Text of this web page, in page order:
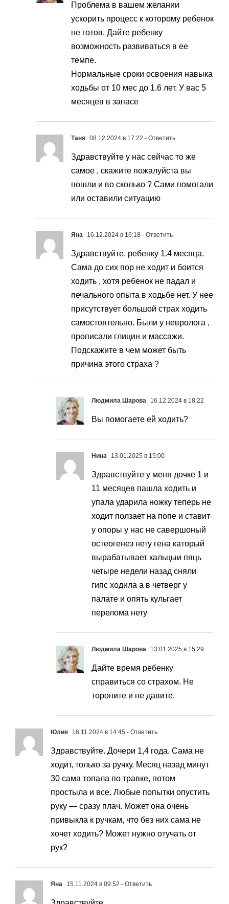
Проблема в вашем желании
ускорить процесс к которому ребенок
не готов. Дайте ребенку
возможность развиваться в ее
темпе.
Нормальные сроки освоения навыка
ходьбы от 10 мес до 1.6 лет. У вас 5
месяцев в запасе
Таня 08.12.2024 в 17:22 - Ответить
Здравствуйте у нас сейчас то же
самое , скажите пожалуйста вы
пошли и во сколько ? Сами помогали
или оставили ситуацию
Яна 16.12.2024 в 16:18 - Ответить
Здравствуйте, ребенку 1.4 месяца.
Сама до сих пор не ходит и боится
ходить , хотя ребенок не падал и
печального опыта в ходьбе нет. У нее
присутствует большой страх ходить
самостоятельно. Были у невролога ,
прописали глицин и массажи.
Подскажите в чем может быть
причина этого страха ?
Людмила Шарова 16.12.2024 в 18:22
Вы помогаете ей ходить?
Нина 13.01.2025 в 15:00
Здравствуйте у меня дочке 1 и
11 месяцев пашла ходить и
упала ударила ножку теперь не
ходит ползает на попе и ставит
у опоры у нас не савершоный
остеогенез нету гена каторый
вырабатывает кальцыи пяць
четыре недели назад сняли
гипс ходила а в четверг у
палате и опять кульгает
перелома нету
Людмила Шарова 13.01.2025 в 15:29
Дайте время ребенку
справиться со страхом. Не
торопите и не давите.
Юлия 16.11.2024 в 14:45 - Ответить
Здравствуйте. Дочери 1,4 года. Сама не
ходит, только за ручку. Месяц назад минут
30 сама топала по травке, потом
простыла и все. Любые попытки опустить
руку — сразу плач. Может она очень
привыкла к ручкам, что без них сама не
хочет ходить? Может нужно отучать от
рук?
Яна 15.11.2024 в 09:52 - Ответить